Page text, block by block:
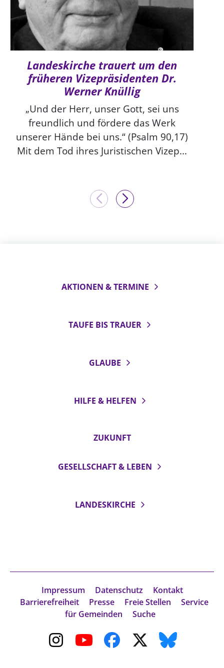
Landeskirche trauert um den
früheren Vizepräsidenten Dr.
Werner Knüllig
„Und der Herr, unser Gott, sei uns
freundlich und fördere das Werk
unserer Hände bei uns.“ (Psalm 90,17)
Mit dem Tod ihres Juristischen Vizep...
AKTIONEN & TERMINE
TAUFE BIS TRAUER
GLAUBE
HILFE & HELFEN
ZUKUNFT
GESELLSCHAFT & LEBEN
LANDESKIRCHE
Impressum Datenschutz
Kontakt
Barrierefreiheit
Presse Freie Stellen
Service
für Gemeinden
Suche